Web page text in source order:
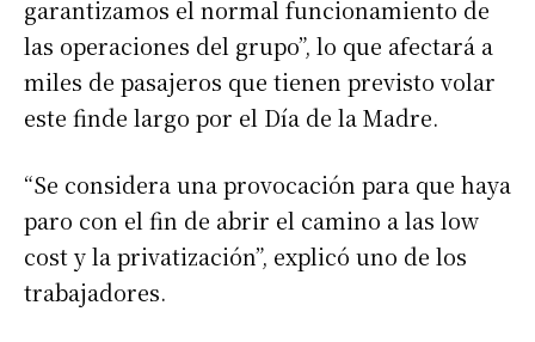
garantizamos el normal funcionamiento de
las operaciones del grupo”, lo que afectará a
miles de pasajeros que tienen previsto volar
este finde largo por el Día de la Madre.
“Se considera una provocación para que haya
paro con el fin de abrir el camino a las low
cost y la privatización”, explicó uno de los
trabajadores.